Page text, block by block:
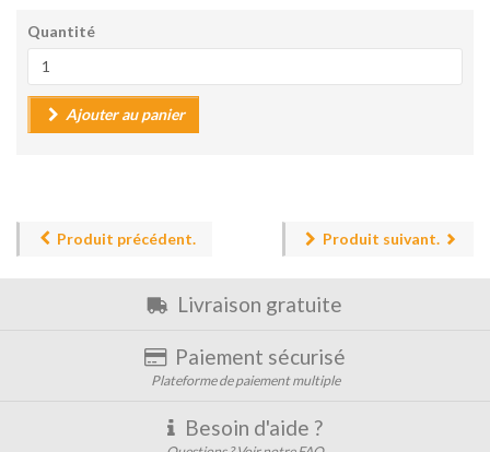
Quantité
Ajouter au panier
Produit précédent. Produit suivant.
Livraison gratuite
Paiement sécurisé
Plateforme de paiement multiple
Besoin d'aide ?